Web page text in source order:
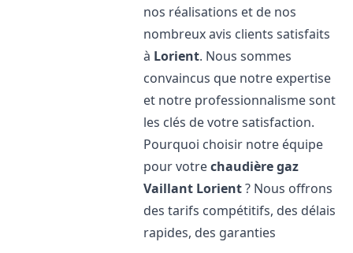
nos réalisations et de nos
nombreux avis clients satisfaits
à Lorient. Nous sommes
convaincus que notre expertise
et notre professionnalisme sont
les clés de votre satisfaction.
Pourquoi choisir notre équipe
pour votrechaudière gaz
Vaillant Lorient? Nous offrons
des tarifs compétitifs, des délais
rapides, des garanties